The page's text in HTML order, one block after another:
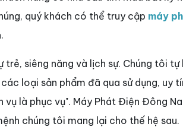
quý khách có thể truy cập máy
trẻ, siêng năng và lịch sự. Chúng tôi
các loại sản phẩm đã qua sử dụng, uy
vụ là phục vụ". Máy Phát Điện Đông
chúng tôi mang lại cho thế hệ sau.